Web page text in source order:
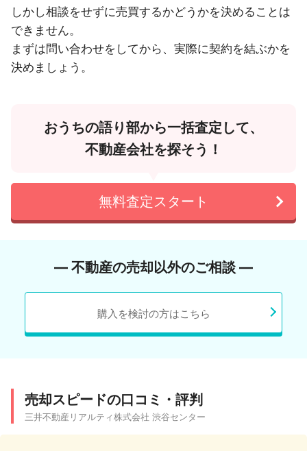
しかし相談をせずに売買するかどうかを決めることは
できません。
まずは問い合わせをしてから、実際に契約を結ぶかを
決めましょう。
おうちの語り部から一括査定して、
不動産会社を探そう！
無料査定スタート
― 不動産の売却以外のご相談 ―
購入を検討の方はこちら
売却スピードの口コミ・評判
三井不動産リアルティ株式会社 渋谷センター